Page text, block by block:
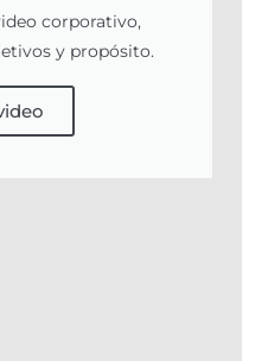
corporativo,
y propósito.